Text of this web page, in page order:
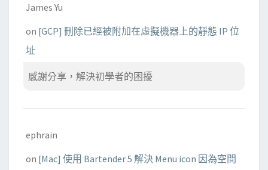
James Yu
on [GCP] 刪除已經被附加在虛擬機器上的靜態 IP 位
址
感謝分享，解決初學者的困擾
ephrain
on [Mac] 使用 Bartender 5 解決 Menu icon 因為空間